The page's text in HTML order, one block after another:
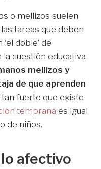
o mellizos suelen
tareas que deben
doble’ de
cuestión educativa
mellizos y
de que aprenden
fuerte que existe
temprana es igual
de niños.
afectivo